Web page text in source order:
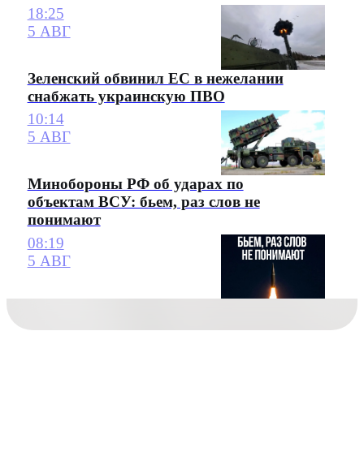
18:25
5 АВГ
Зеленский обвинил ЕС в нежелании
снабжать украинскую ПВО
10:14
5 АВГ
Минобороны РФ об ударах по
объектам ВСУ: бьем, раз слов не
понимают
08:19
5 АВГ